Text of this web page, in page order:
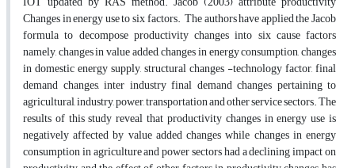
Changes in energy use to six factors. The authors have applied the Jacob
formula to decompose productivity changes into six cause factors
namely, changes in value added, changes in energy consumption, changes
in domestic energy supply, structural changes -technology factor, final
demand changes, inter industry final demand changes pertaining to
agricultural, industry, power, transportation and other service sectors. The
results of this study reveal that productivity changes in energy use is
negatively affected by value added changes while changes in energy
consumption in agriculture and power sectors had a declining impact on